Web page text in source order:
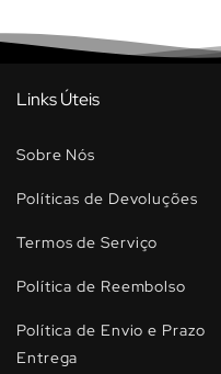
Links Úteis
Sobre Nós
Políticas de Devoluções
Termos de Serviço
Política de Reembolso
Política de Envio e Prazo
Entrega